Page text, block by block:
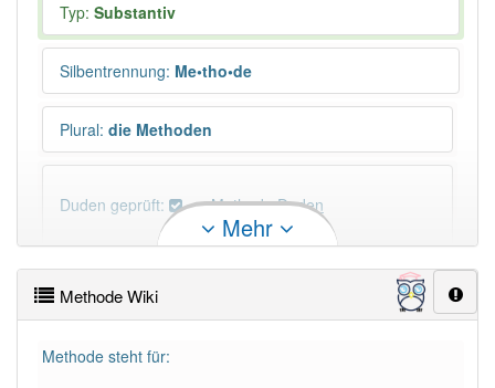
Typ: Substantiv
Silbentrennung: Me•tho•de
Plural: die Methoden
Duden geprüft: Methode Duden
PowerIndex:3 991
Mehr
Methode Wiki
Methode steht für: